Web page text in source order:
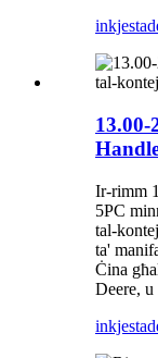
inkjesta
Ir-rimm
5PC
tal-
ta'
Ċina
Deere, u
inkjesta